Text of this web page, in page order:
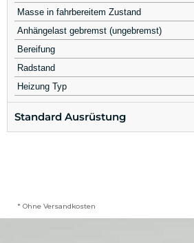
Masse in fahrbereitem Zustand
Anhängelast gebremst (ungebremst)
Bereifung
Radstand
Heizung Typ
Standard Ausrüstung
* Ohne Versandkosten